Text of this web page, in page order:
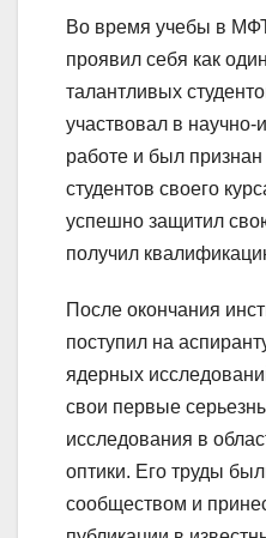
Во время учебы в
проявил себя как
талантливых
участвовал в научно-
работе и был
студентов своего
успешно защитил
получил
После окончания
поступил на
ядерных
свои первые
исследования в
оптики. Его труды
сообществом и